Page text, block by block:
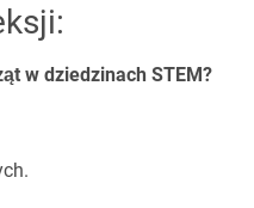
w dziedzinach STEM?